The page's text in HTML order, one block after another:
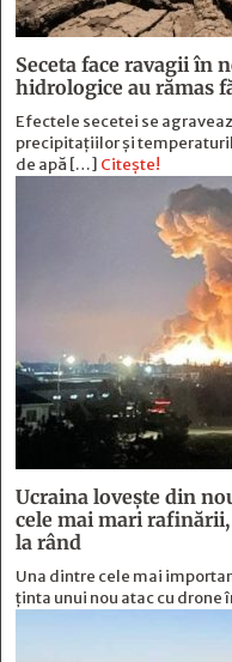
Seceta face ravagii în
hidrologice au rămas
Efectele secetei se
precipitațiilor și
de apă […] Citește!
Ucraina lovește din
cele mai mari
la rând
Una dintre cele mai
ținta unui nou atac cu